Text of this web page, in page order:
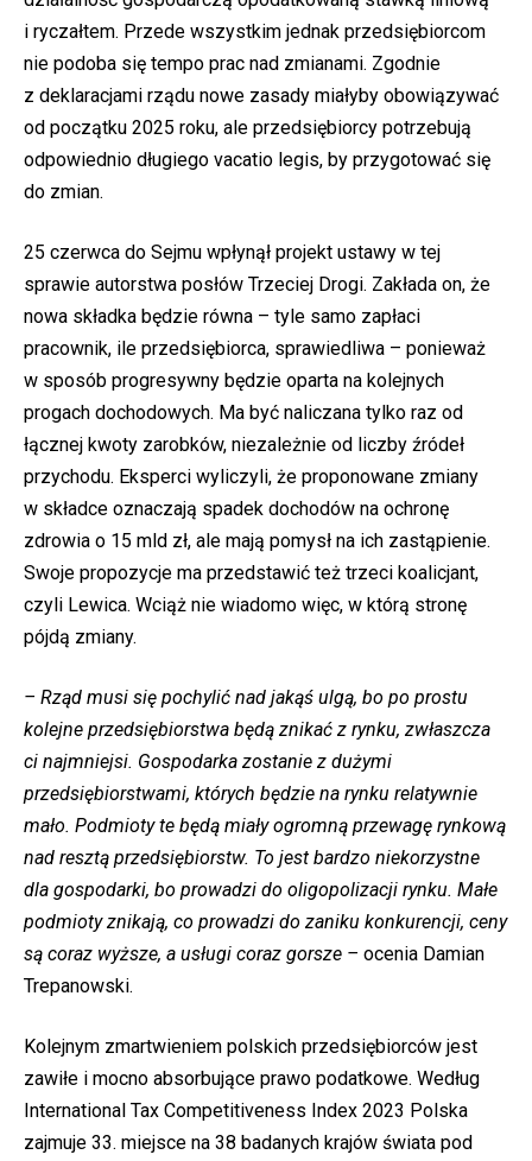
i ryczałtem. Przede wszystkim jednak przedsiębiorcom
nie podoba się tempo prac nad zmianami. Zgodnie
z deklaracjami rządu nowe zasady miałyby obowiązywać
od początku 2025 roku, ale przedsiębiorcy potrzebują
odpowiednio długiego vacatio legis, by przygotować się
do zmian.
25 czerwca do Sejmu wpłynął projekt ustawy w tej
sprawie autorstwa posłów Trzeciej Drogi. Zakłada on, że
nowa składka będzie równa – tyle samo zapłaci
pracownik, ile przedsiębiorca, sprawiedliwa – ponieważ
w sposób progresywny będzie oparta na kolejnych
progach dochodowych. Ma być naliczana tylko raz od
łącznej kwoty zarobków, niezależnie od liczby źródeł
przychodu. Eksperci wyliczyli, że proponowane zmiany
w składce oznaczają spadek dochodów na ochronę
zdrowia o 15 mld zł, ale mają pomysł na ich zastąpienie.
Swoje propozycje ma przedstawić też trzeci koalicjant,
czyli Lewica. Wciąż nie wiadomo więc, w którą stronę
pójdą zmiany.
– Rząd musi się pochylić nad jakąś ulgą, bo po prostu
kolejne przedsiębiorstwa będą znikać z rynku, zwłaszcza
ci najmniejsi. Gospodarka zostanie z dużymi
przedsiębiorstwami, których będzie na rynku relatywnie
mało. Podmioty te będą miały ogromną przewagę rynkową
nad resztą przedsiębiorstw. To jest bardzo niekorzystne
dla gospodarki, bo prowadzi do oligopolizacji rynku. Małe
podmioty znikają, co prowadzi do zaniku konkurencji, ceny
są coraz wyższe, a usługi coraz gorsze – ocenia Damian
Trepanowski.
Kolejnym zmartwieniem polskich przedsiębiorców jest
zawiłe i mocno absorbujące prawo podatkowe. Według
International Tax Competitiveness Index 2023 Polska
zajmuje 33. miejsce na 38 badanych krajów świata pod